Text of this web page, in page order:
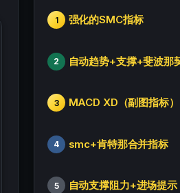
1 强化的SMC指标
2
3
4 smc+肯特那合并指标
5 自动支撑阻力+进场提示